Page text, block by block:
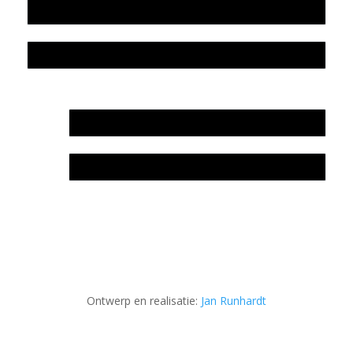
Ontwerp en realisatie: Jan Runhardt